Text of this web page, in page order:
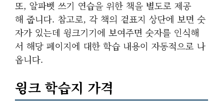
또, 알파벳 쓰기 연습을 위한 책을 별도로 제공
해 줍니다. 참고로, 각 책의 겉표지 상단에 보면 숫
자가 있는데 윙크기기에 보여주면 숫자를 인식해
서 해당 페이지에 대한 학습 내용이 자동적으로 나
옵니다.
윙크 학습지 가격